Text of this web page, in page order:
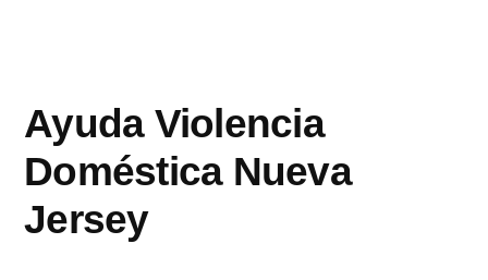
Ayuda Violencia
Doméstica Nueva
Jersey